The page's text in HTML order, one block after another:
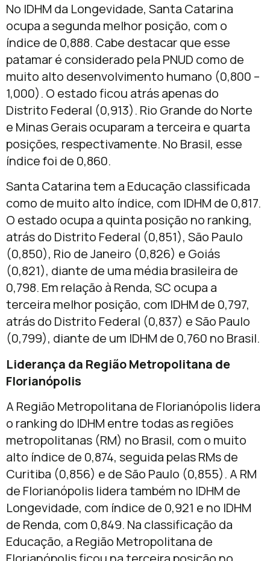
No IDHM da Longevidade, Santa Catarina
ocupa a segunda melhor posição, com o
índice de 0,888. Cabe destacar que esse
patamar é considerado pela PNUD como de
muito alto desenvolvimento humano (0,800 –
1,000). O estado ficou atrás apenas do
Distrito Federal (0,913). Rio Grande do Norte
e Minas Gerais ocuparam a terceira e quarta
posições, respectivamente. No Brasil, esse
índice foi de 0,860.
Santa Catarina tem a Educação classificada
como de muito alto índice, com IDHM de 0,817.
O estado ocupa a quinta posição no ranking,
atrás do Distrito Federal (0,851), São Paulo
(0,850), Rio de Janeiro (0,826) e Goiás
(0,821), diante de uma média brasileira de
0,798. Em relação à Renda, SC ocupa a
terceira melhor posição, com IDHM de 0,797,
atrás do Distrito Federal (0,837) e São Paulo
(0,799), diante de um IDHM de 0,760 no Brasil.
Liderança da Região Metropolitana de
Florianópolis
A Região Metropolitana de Florianópolis lidera
o ranking do IDHM entre todas as regiões
metropolitanas (RM) no Brasil, com o muito
alto índice de 0,874, seguida pelas RMs de
Curitiba (0,856) e de São Paulo (0,855). A RM
de Florianópolis lidera também no IDHM de
Longevidade, com índice de 0,921 e no IDHM
de Renda, com 0,849. Na classificação da
Educação, a Região Metropolitana de